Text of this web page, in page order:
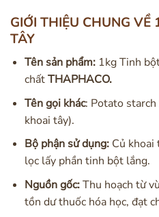
GIỚI THIỆU CHUNG
TÂY
Tên sản phẩm:1kg Tinh
chấtTHAPHACO.
Tên gọi khác: Potato
khoai tây).
Bộ phận sử dụng:Củ khoai
lọc lấy phần tinh bột lắng.
Nguồn gốc:Thu hoạch từ
tồn dư thuốc hóa học, đạt